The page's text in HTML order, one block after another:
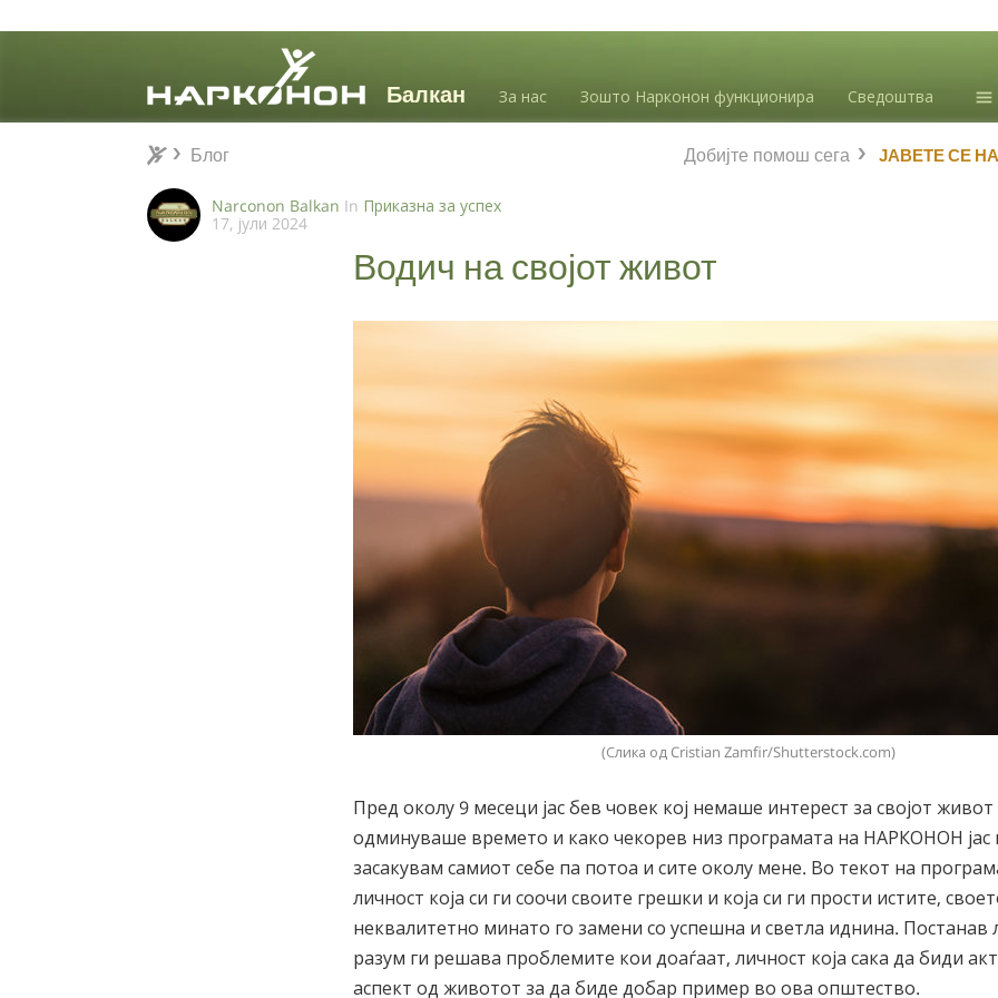
За нас Зошто Нарконон функционира Сведоштва
⨯ ЈАВЕТЕ СЕ НА
Добијте помош сега
Блог
Narconon Balkan In Приказна за успех
17, јули 2024
Водич на својот живот
(Слика од Cristian Zamfir/Shutterstock.com)
Пред околу 9 месеци јас бев човек кој немаше интерест за својот
одминуваше времето и како чекорев низ програмата на НАРКОНОН јас
засакувам самиот себе па потоа и сите околу мене. Во текот на
личност која си ги соочи своите грешки и која си ги прости истите,
неквалитетно минато го замени со успешна и светла иднина. Постанав
разум ги решава проблемите кои доаѓаат, личност која сака да биди
аспект од животот за да биде добар пример во ова општество.
Блог